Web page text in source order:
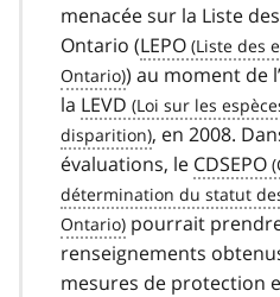
menacée sur la Liste
Ontario (LEPO
) au moment de
la LEVD
, en 2008.
évaluations, le CDSEPO
pourrait
renseignements
mesures de protection